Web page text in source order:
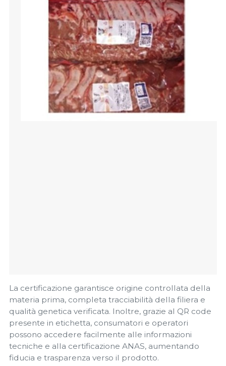
La certificazione garantisce origine controllata della
materia prima, completa tracciabilità della filiera e
qualità genetica verificata. Inoltre, grazie al QR code
presente in etichetta, consumatori e operatori
possono accedere facilmente alle informazioni
tecniche e alla certificazione ANAS, aumentando
fiducia e trasparenza verso il prodotto.